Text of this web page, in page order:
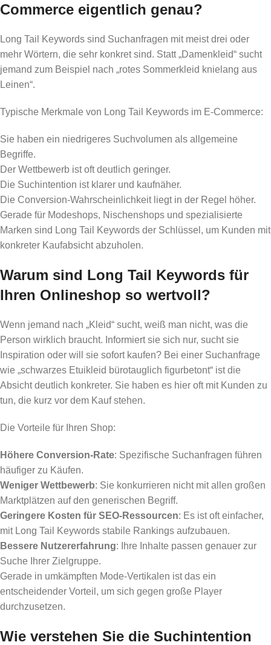
Commerce eigentlich genau?
Long Tail Keywords sind Suchanfragen mit meist drei oder
mehr Wörtern, die sehr konkret sind. Statt „Damenkleid“ sucht
jemand zum Beispiel nach „rotes Sommerkleid knielang aus
Leinen“.
Typische Merkmale von Long Tail Keywords im E-Commerce:
Sie haben ein niedrigeres Suchvolumen als allgemeine
Begriffe.
Der Wettbewerb ist oft deutlich geringer.
Die Suchintention ist klarer und kaufnäher.
Die Conversion-Wahrscheinlichkeit liegt in der Regel höher.
Gerade für Modeshops, Nischenshops und spezialisierte
Marken sind Long Tail Keywords der Schlüssel, um Kunden mit
konkreter Kaufabsicht abzuholen.
Warum sind Long Tail Keywords für
Ihren Onlineshop so wertvoll?
Wenn jemand nach „Kleid“ sucht, weiß man nicht, was die
Person wirklich braucht. Informiert sie sich nur, sucht sie
Inspiration oder will sie sofort kaufen? Bei einer Suchanfrage
wie „schwarzes Etuikleid bürotauglich figurbetont“ ist die
Absicht deutlich konkreter. Sie haben es hier oft mit Kunden zu
tun, die kurz vor dem Kauf stehen.
Die Vorteile für Ihren Shop:
Höhere Conversion-Rate: Spezifische Suchanfragen führen
häufiger zu Käufen.
Weniger Wettbewerb: Sie konkurrieren nicht mit allen großen
Marktplätzen auf den generischen Begriff.
Geringere Kosten für SEO-Ressourcen: Es ist oft einfacher,
mit Long Tail Keywords stabile Rankings aufzubauen.
Bessere Nutzererfahrung: Ihre Inhalte passen genauer zur
Suche Ihrer Zielgruppe.
Gerade in umkämpften Mode-Vertikalen ist das ein
entscheidender Vorteil, um sich gegen große Player
durchzusetzen.
Wie verstehen Sie die Suchintention